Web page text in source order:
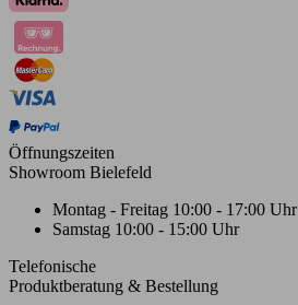
Öffnungszeiten
Showroom Bielefeld
Montag - Freitag 10:00 - 17:00 Uhr
Samstag 10:00 - 15:00 Uhr
Telefonische
Produktberatung & Bestellung